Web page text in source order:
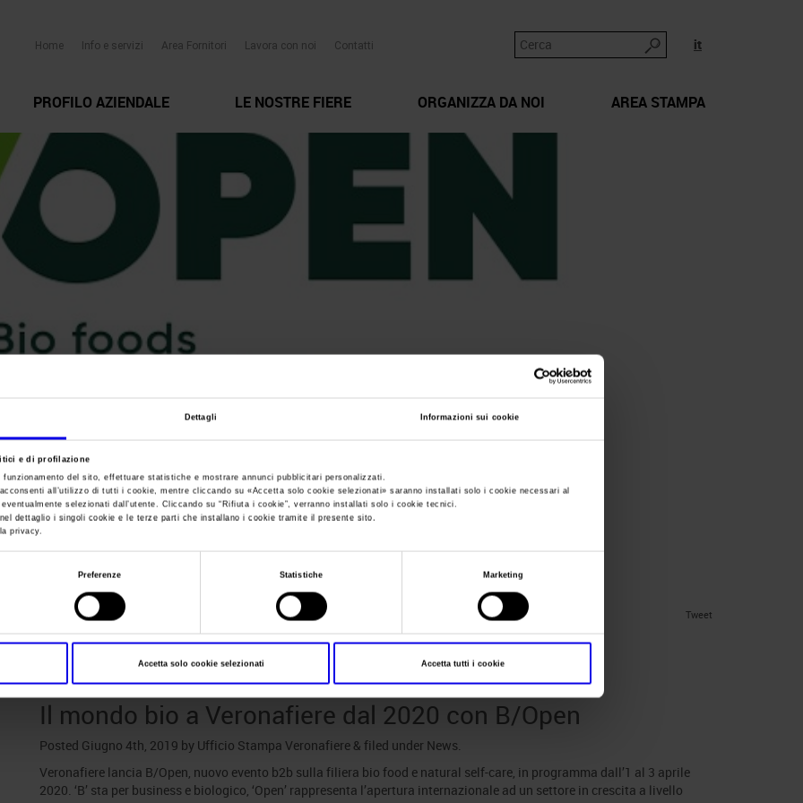
Dettagli Informazioni sui cookie
e di profilazione
del sito, effettuare statistiche e mostrare annunci pubblicitari personalizzati.
all’utilizzo di tutti i cookie, mentre cliccando su «Accetta solo cookie selezionati» saranno installati solo i cookie necessari al
selezionati dall’utente. Cliccando su “Rifiuta i cookie”, verranno installati solo i cookie tecnici.
dettaglio i singoli cookie e le terze parti che installano i cookie tramite il presente sito.
privacy.
Preferenze Statistiche Marketing
Accetta solo cookie selezionati Accetta tutti i cookie
it
Home Info e servizi Area Fornitori Lavora con noi Contatti
PROFILO AZIENDALE LE NOSTRE FIERE ORGANIZZA DA NOI AREA STAMPA
Il mondo bio a Veronafiere dal
2020 con B/Open
Tweet
Posts Tagged:Trade
Il mondo bio a Veronafiere dal 2020 con B/Open
Posted Giugno 4th, 2019 by Ufficio Stampa Veronafiere & filed under News.
Veronafiere lancia B/Open, nuovo evento b2b sulla filiera bio food e natural self-care, in programma dall’1 al 3 aprile
2020. ‘B’ sta per business e biologico, ‘Open’ rappresenta l’apertura internazionale ad un settore in crescita a livello